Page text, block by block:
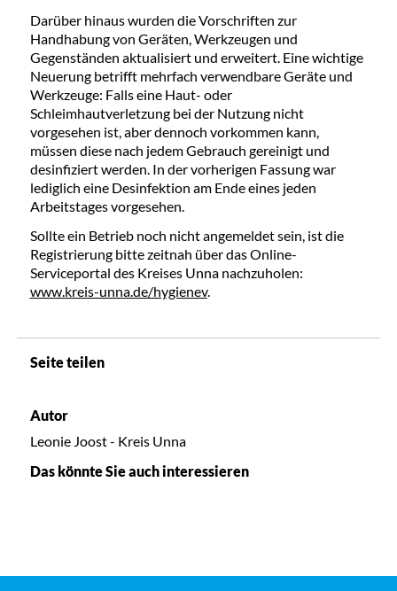
Darüber hinaus wurden die Vorschriften zur
Handhabung von Geräten, Werkzeugen und
Gegenständen aktualisiert und erweitert. Eine wichtige
Neuerung betrifft mehrfach verwendbare Geräte und
Werkzeuge: Falls eine Haut- oder
Schleimhautverletzung bei der Nutzung nicht
vorgesehen ist, aber dennoch vorkommen kann,
müssen diese nach jedem Gebrauch gereinigt und
desinfiziert werden. In der vorherigen Fassung war
lediglich eine Desinfektion am Ende eines jeden
Arbeitstages vorgesehen.
Sollte ein Betrieb noch nicht angemeldet sein, ist die
Registrierung bitte zeitnah über das Online-
Serviceportal des Kreises Unna nachzuholen:
www.kreis-unna.de/hygienev.
Seite teilen
Autor
Leonie Joost - Kreis Unna
Das könnte Sie auch interessieren